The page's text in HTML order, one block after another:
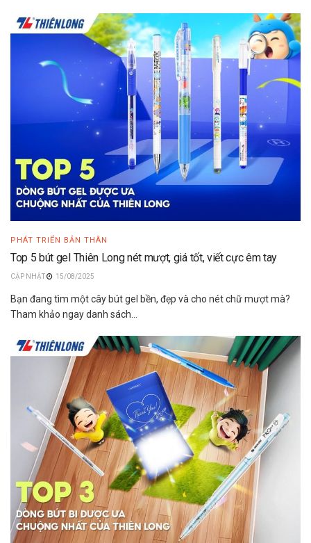
PHÁT TRIỂN BẢN THÂN
Top 5 bút gel Thiên Long nét mượt, giá tốt, viết cực êm tay
15/08/2025
Bạn đang tìm một cây bút gel bền, đẹp và cho nét chữ mượt mà?
Tham khảo ngay danh sách...